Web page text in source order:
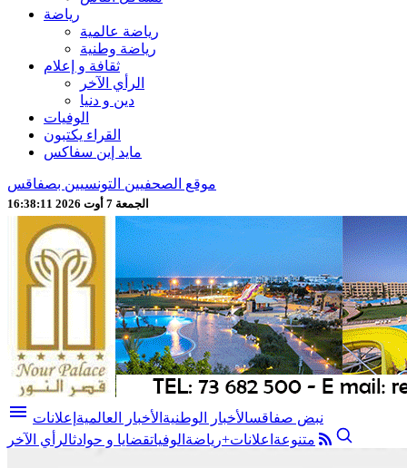
رياضة
رياضة عالمية
رياضة وطنية
ثقافة و إعلام
الرأي الآخر
دين و دنيا
الوفيات
القراء يكتبون
مايد إين سفاكس
موقع الصحفيين التونسيين بصفاقس
الجمعة 7 أوت 2026 16:38:13
menu نبض صفاقسالأخبار الوطنية الأخبار العالمية إعلانات
متنوعة اعلانات+رياضة الوفياتقضايا و حوادثالرأي الآخر